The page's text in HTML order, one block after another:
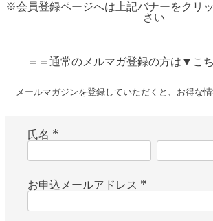
※会員登録ページへは上記バナーをクリ
さい
＝＝通常のメルマガ登録の方は▼こ
メールマガジンを登録していただくと、お得な情
氏名
)
お申込メールアドレス